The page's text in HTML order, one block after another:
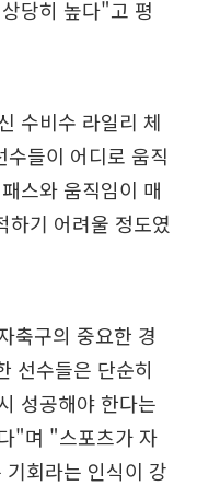
당히 높다"고 평
수비수 라일리 체
들이 어디로 움직
스와 움직임이 매
기 어려울 정도였
축구의 중요한 경
선수들은 단순히
성공해야 한다는
"며 "스포츠가 자
회라는 인식이 강